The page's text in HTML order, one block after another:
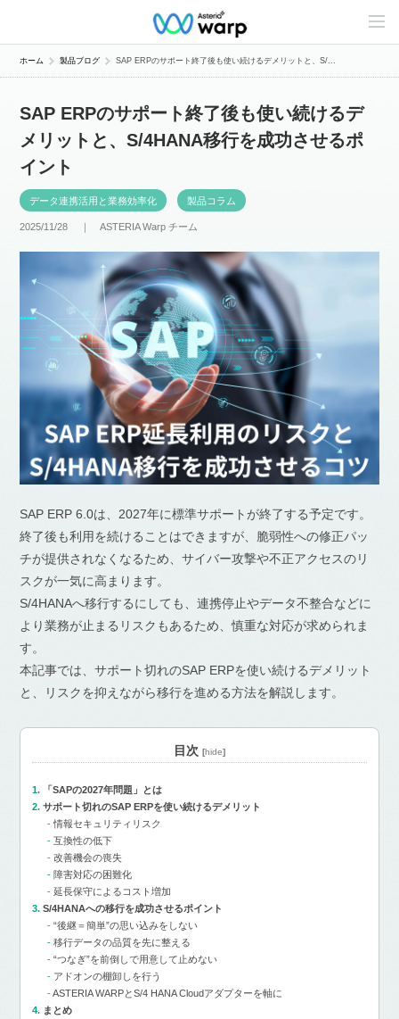
C
n
e
ホーム 製品ブログ SAP ERPのサポート終了後も使い続けるデメリットと、S/...
SAP ERPのサポート終了後も使い続けるデ
メリットと、S/4HANA移行を成功させるポ
イント
データ連携活用と業務効率化 製品コラム
2025/11/28 ｜ASTERIA Warp チーム
SAP ERP 6.0は、2027年に標準サポートが終了する予定です。
終了後も利用を続けることはできますが、脆弱性への修正パッ
チが提供されなくなるため、サイバー攻撃や不正アクセスのリ
スクが一気に高まります。
S/4HANAへ移行するにしても、連携停止やデータ不整合などに
より業務が止まるリスクもあるため、慎重な対応が求められま
す。
本記事では、サポート切れのSAP ERPを使い続けるデメリット
と、リスクを抑えながら移行を進める方法を解説します。
目次 [hide]
「SAPの2027年問題」とは
サポート切れのSAP ERPを使い続けるデメリット
情報セキュリティリスク
互換性の低下
改善機会の喪失
障害対応の困難化
延長保守によるコスト増加
S/4HANAへの移行を成功させるポイント
“後継＝簡単”の思い込みをしない
移行データの品質を先に整える
“つなぎ”を前倒しで用意して止めない
アドオンの棚卸しを行う
ASTERIA WARPとS/4 HANA Cloudアダプターを軸に
まとめ